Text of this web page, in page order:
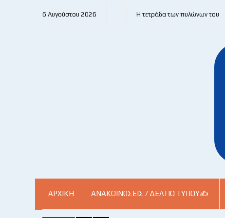
6 Αυγούστου 2026 Η τετράδα των πυλώνων του
ΑΡΧΙΚΗ ΑΝΑΚΟΙΝΏΣΕΙΣ / ΔΕΛΤΊΟ ΤΎΠΟΥ✍